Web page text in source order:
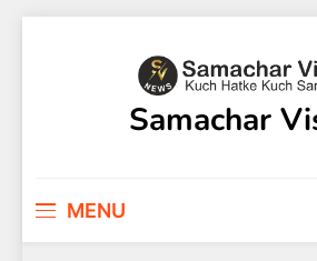
Samachar
MENU